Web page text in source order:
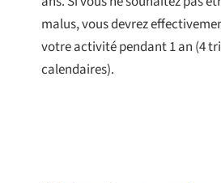
malus, vous devrez
votre activité pendant 1 an (4
calendaires).